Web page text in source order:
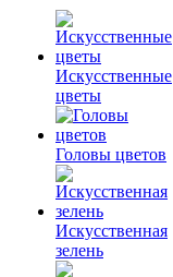
Искусственные
цветы
Головы цветов
Искусственная
зелень